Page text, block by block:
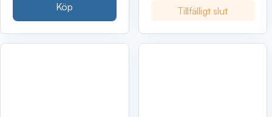
Köp Tillfälligt slut